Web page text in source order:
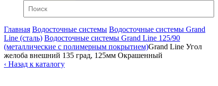
Главная Водосточные системы Водосточные системы Grand
Line (сталь) Водосточные системы Grand Line 125/90
(металлические с полимерным покрытием)Grand Line Угол
желоба внешний 135 град, 125мм Окрашенный
‹ Назад к каталогу